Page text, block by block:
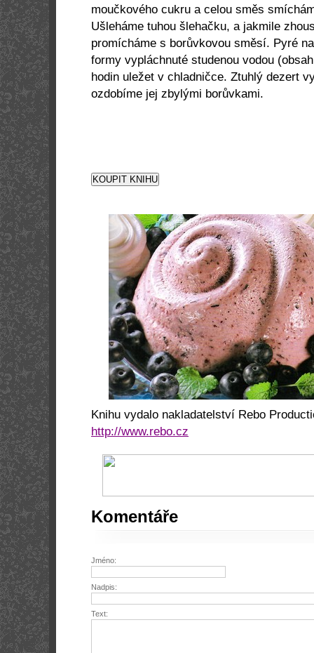
moučkového cukru a celou směs
Ušleháme tuhou šlehačku, a jakmile
promícháme s borůvkovou směsí. Pyré
formy vypláchnuté studenou vodou
hodin uležet v chladničce. Ztuhlý dezert
ozdobíme jej zbylými borůvkami.
Knihu vydalo nakladatelství Rebo
http://www.rebo.cz
Komentáře
Jméno:
Nadpis:
Text: